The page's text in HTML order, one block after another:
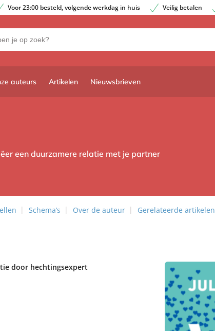
Voor 23:00 besteld, volgende werkdag in huis Veilig betalen
auteurs Artikelen Nieuwsbrieven
een duurzamere relatie met je partner
Schema’s Over de auteur Gerelateerde artikelen
door hechtingsexpert